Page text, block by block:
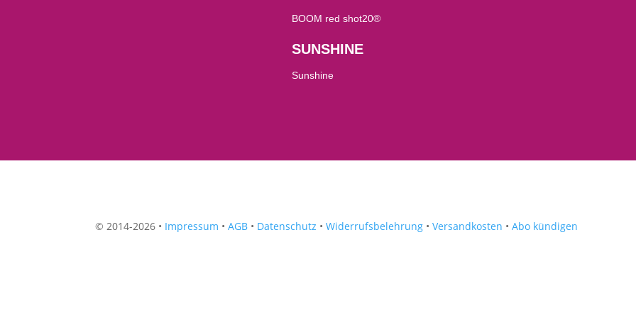
BOOM red shot20®
SUNSHINE
Sunshine
© 2014-2026 • Impressum •AGB • Datenschutz •Widerrufsbelehrung •Versandkosten •Abo kündigen